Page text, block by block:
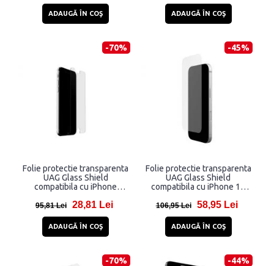
ADAUGĂ ÎN COŞ ADAUGĂ ÎN COŞ
-70%
Folie protectie transparenta
UAG Glass Shield
compatibila cu iPhone
95,81 Lei 28,81 Lei
ADAUGĂ ÎN COŞ
-45%
Folie protectie transparenta
UAG Glass Shield
compatibila cu iPhone 16
106,95 Lei 58,95 Lei
ADAUGĂ ÎN COŞ
-70% -44%